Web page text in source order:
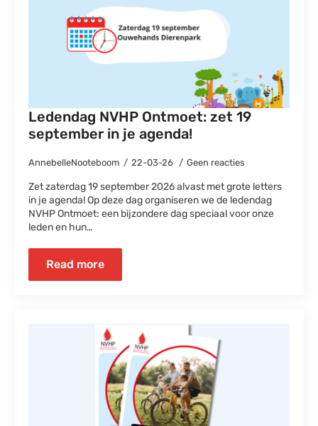
Ledendag NVHP Ontmoet: zet 19
september in je agenda!
AnnebelleNooteboom 22-03-26 Geen reacties
Zet zaterdag 19 september 2026 alvast met grote letters
in je agenda! Op deze dag organiseren we de ledendag
NVHP Ontmoet: een bijzondere dag speciaal voor onze
leden en hun…
Read more